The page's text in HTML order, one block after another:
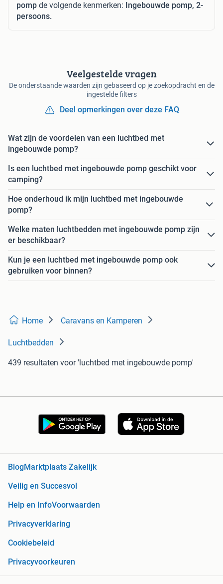
pomp de volgende kenmerken: Ingebouwde pomp, 2-
persoons.
Veelgestelde vragen
De onderstaande waarden zijn gebaseerd op je zoekopdracht en de
ingestelde filters
Deel opmerkingen over deze FAQ
Wat zijn de voordelen van een luchtbed met
ingebouwde pomp?
Is een luchtbed met ingebouwde pomp geschikt voor
camping?
Hoe onderhoud ik mijn luchtbed met ingebouwde
pomp?
Welke maten luchtbedden met ingebouwde pomp zijn
er beschikbaar?
Kun je een luchtbed met ingebouwde pomp ook
gebruiken voor binnen?
Home Caravans en Kamperen
Luchtbedden
439 resultaten voor 'luchtbed met ingebouwde pomp'
Blog Marktplaats Zakelijk
Veilig en Succesvol
Help en InfoVoorwaarden
Privacyverklaring
Cookiebeleid
Privacyvoorkeuren